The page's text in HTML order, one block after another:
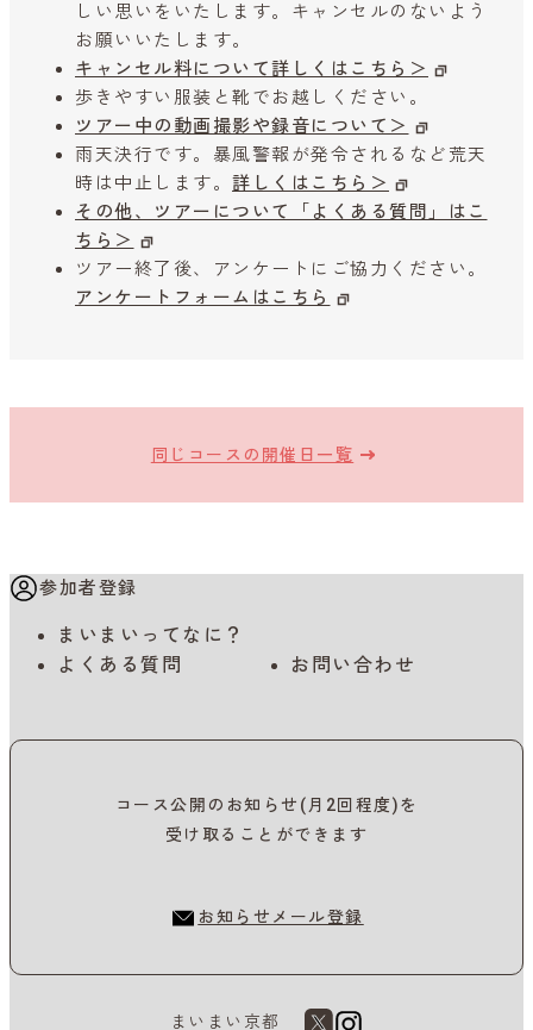
しい思いをいたします。キャンセルのないよう
お願いいたします。
キャンセル料について詳しくはこちら＞
歩きやすい服装と靴でお越しください。
ツアー中の動画撮影や録音について＞
雨天決行です。暴風警報が発令されるなど荒天
時は中止します。 詳しくはこちら＞
その他、ツアーについて「よくある質問」はこ
ちら＞
ツアー終了後、アンケートにご協力ください。
アンケートフォームはこちら
同じコースの開催日一覧
参加者登録
まいまいってなに？
よくある質問
お問い合わせ
コース公開のお知らせ(月2回程度)を
受け取ることができます
お知らせメール登録
まいまい京都